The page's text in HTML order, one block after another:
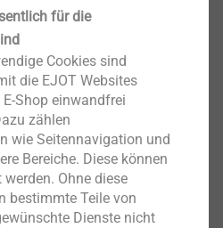
STR U oder ejotherm STR H sind die
für die
Cookies sind
die EJOT Websites
Shop einwandfrei
zählen
wie Seitennavigation und
Bereiche. Diese können
Ohne diese
bestimmte Teile von
Dienste nicht